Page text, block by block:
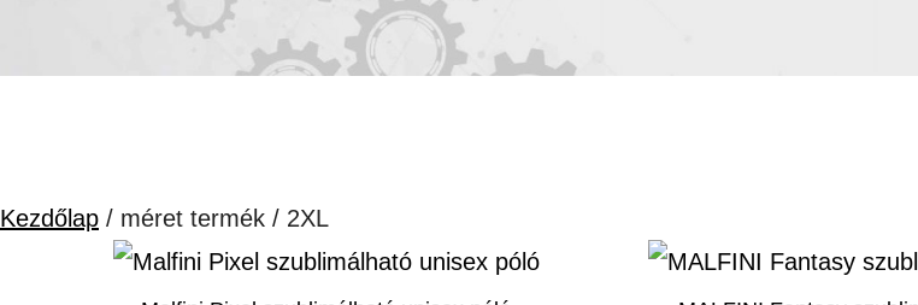
Kezdőlap / méret termék / 2XL